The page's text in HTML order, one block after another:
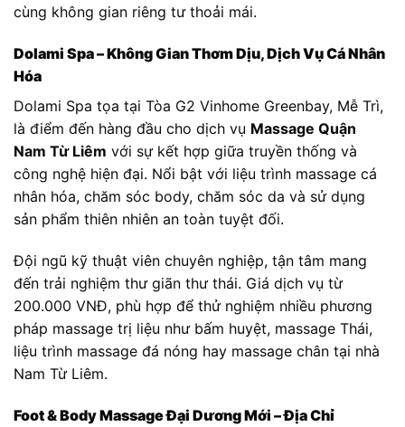
cùng không gian riêng tư thoải mái.
Dolami Spa – Không Gian Thơm Dịu, Dịch Vụ Cá Nhân
Hóa
Dolami Spa tọa tại Tòa G2 Vinhome Greenbay, Mễ Trì,
là điểm đến hàng đầu cho dịch vụ Massage Quận
Nam Từ Liêm với sự kết hợp giữa truyền thống và
công nghệ hiện đại. Nổi bật với liệu trình massage cá
nhân hóa, chăm sóc body, chăm sóc da và sử dụng
sản phẩm thiên nhiên an toàn tuyệt đối.
Đội ngũ kỹ thuật viên chuyên nghiệp, tận tâm mang
đến trải nghiệm thư giãn thư thái. Giá dịch vụ từ
200.000 VNĐ, phù hợp để thử nghiệm nhiều phương
pháp massage trị liệu như bấm huyệt, massage Thái,
liệu trình massage đá nóng hay massage chân tại nhà
Nam Từ Liêm.
Foot & Body Massage Đại Dương Mới – Địa Chỉ